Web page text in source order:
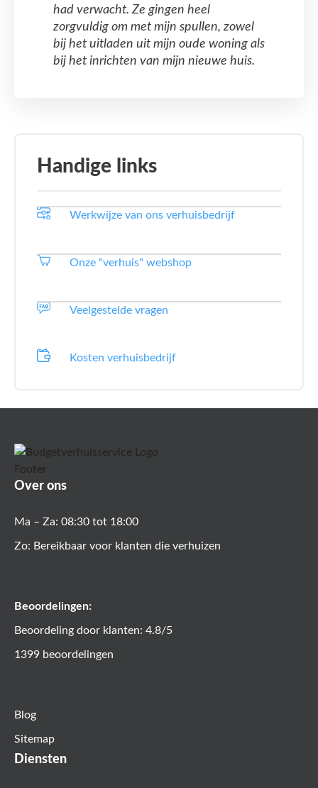
had verwacht. Ze gingen heel
zorgvuldig om met mijn spullen, zowel
bij het uitladen uit mijn oude woning als
bij het inrichten van mijn nieuwe huis.
Handige links
Werkwijze van ons verhuisbedrijf
Onze "verhuis" webshop
Veelgestelde vragen
Kosten verhuisbedrijf
Over ons
Ma – Za: 08:30 tot 18:00
Zo: Bereikbaar voor klanten die verhuizen
Beoordelingen:
Beoordeling door klanten: 4.8/5
1399 beoordelingen
Blog
Sitemap
Diensten